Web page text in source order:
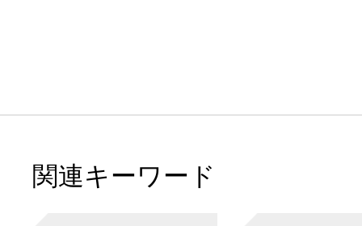
関連キーワード